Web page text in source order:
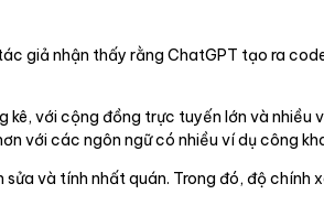
giả nhận thấy rằng ChatGPT tạo ra
kê, với cộng đồng trực tuyến lớn và nhiều
với các ngôn ngữ có nhiều ví dụ công
và tính nhất quán. Trong đó, độ chính